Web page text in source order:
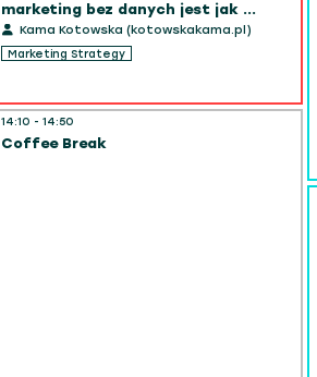
marketing bez danych jest jak ...
Kama Kotowska (kotowskakama.pl)
Marketing Strategy
14:10 - 14:50
Coffee Break